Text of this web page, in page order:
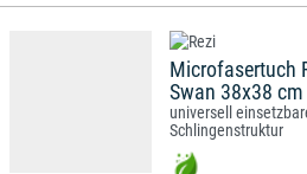
Microfasertuch
Swan 38x38
universell
Schlingenstruktur